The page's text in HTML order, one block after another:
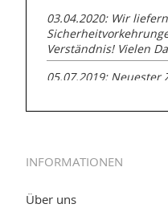
03.04.2020: Wir
Verständnis! Vielen
05.07.2019:
04.11.2018:
INFORMATIONEN
Über uns